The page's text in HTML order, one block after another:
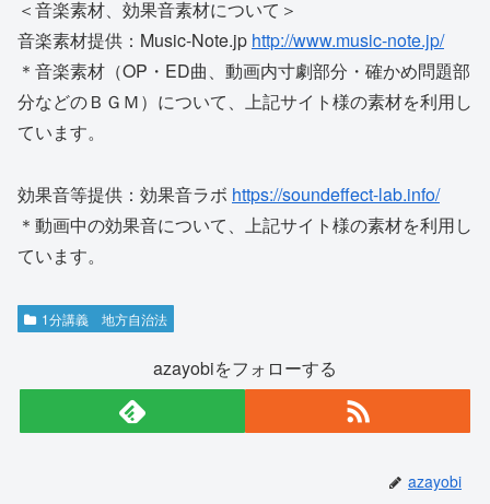
＜音楽素材、効果音素材について＞
音楽素材提供：Music-Note.jp http://www.music-note.jp/
＊音楽素材（OP・ED曲、動画内寸劇部分・確かめ問題部
分などのＢＧＭ）について、上記サイト様の素材を利用し
ています。
効果音等提供：効果音ラボ https://soundeffect-lab.info/
＊動画中の効果音について、上記サイト様の素材を利用し
ています。
1分講義 地方自治法
azayobiをフォローする
azayobi